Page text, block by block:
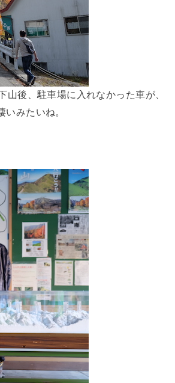
後、駐車場に入れなかった車が、
みたいね。